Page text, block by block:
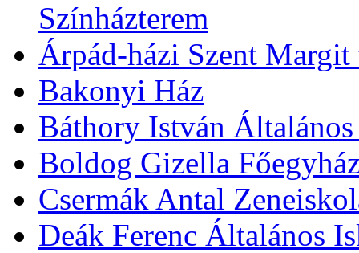
Színházterem
Árpád-házi Szent
Bakonyi Ház
Báthory István
Boldog Gizella
Csermák Antal
Deák Ferenc Általános